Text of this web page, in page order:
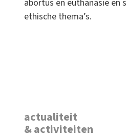
abortus en euthanasie
ethische thema’s.
actualiteit
& activiteiten